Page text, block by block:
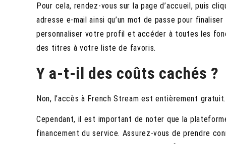
Pour cela, rendez-vous sur la page d’accueil, puis
adresse e-mail ainsi qu’un mot de passe pour
personnaliser votre profil et accéder à toutes les
des titres à votre liste de favoris.
Y a-t-il des coûts cachés ?
Non, l’accès à French Stream est entièrement gratuit.
Cependant, il est important de noter que la
financement du service. Assurez-vous de prendre